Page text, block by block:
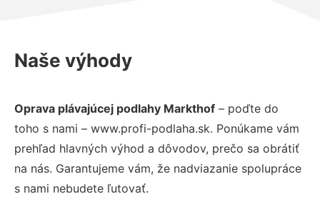
Naše výhody
Oprava plávajúcej podlahy Markthof – poďte do
toho s nami – www.profi-podlaha.sk. Ponúkame vám
prehľad hlavných výhod a dôvodov, prečo sa obrátiť
na nás. Garantujeme vám, že nadviazanie spolupráce
s nami nebudete ľutovať.